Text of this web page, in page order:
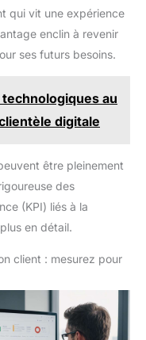
qui vit une expérience
enclin à revenir
ses futurs besoins.
au
digitale
être pleinement
des
(KPI) liés à la
en détail.
client : mesurez pour